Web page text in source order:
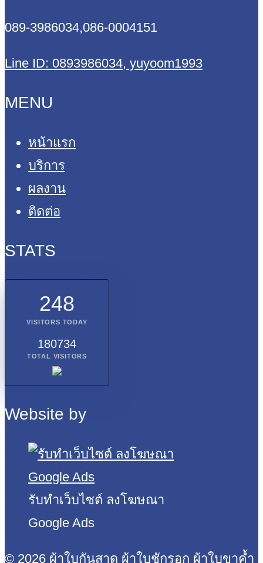
089-3986034,086-0004151
Line ID: 0893986034, yuyoom1993
MENU
หน้าแรก
บริการ
ผลงาน
ติดต่อ
STATS
248
VISITORS TODAY
180734
TOTAL VISITORS
Website by
รับทำเว็บไซต์ ลงโฆษณา
Google Ads
© 2026 ผ้าใบกันสาด ผ้าใบชักรอก ผ้าใบขาค้ำ